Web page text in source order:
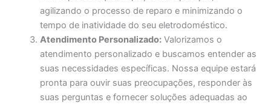
agilizando o processo de reparo e minimizando o
tempo de inatividade do seu eletrodoméstico.
Atendimento Personalizado: Valorizamos o
atendimento personalizado e buscamos entender as
suas necessidades específicas. Nossa equipe estará
pronta para ouvir suas preocupações, responder às
suas perguntas e fornecer soluções adequadas ao